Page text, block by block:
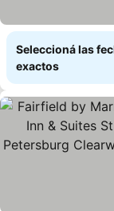
Seleccioná las
exactos